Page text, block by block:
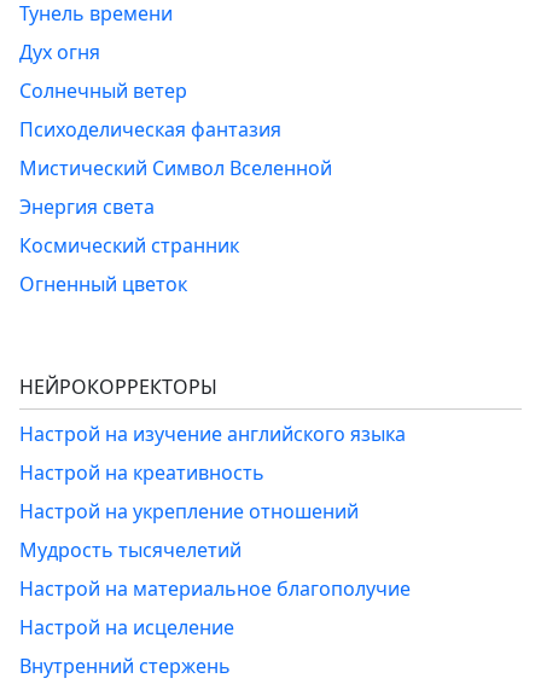
Тунель времени
Дух огня
Солнечный ветер
Психоделическая фантазия
Мистический Символ Вселенной
Энергия света
Космический странник
Огненный цветок
НЕЙРОКОРРЕКТОРЫ
Настрой на изучение английского языка
Настрой на креативность
Настрой на укрепление отношений
Мудрость тысячелетий
Настрой на материальное благополучие
Настрой на исцеление
Внутренний стержень